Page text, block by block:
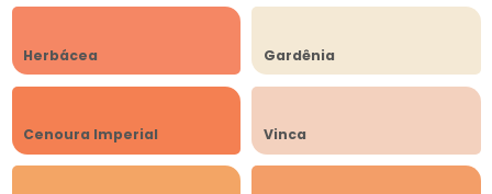
Herbácea Gardênia
Cenoura Imperial Vinca